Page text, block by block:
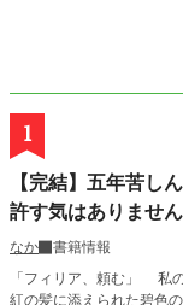
1
【完結】五年苦し
許す気はありませ
なか
書籍情報
「フィリア、頼む」 私の名前を呼びながら、彼が両膝を地面に落とす。 真
紅の髪に添えられた碧色の瞳